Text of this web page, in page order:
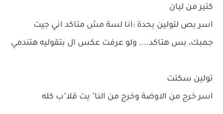
كتير من ليان
اسر بص لتولين بحدة :انا لسة مش متاكد اني جيت
جمبك، بس هتاكد.... ولو عرفت عكس ال بتقوليه هتندمي
تولين سكتت
اسر خرج من الاوضة وخرج من النا" يت قلا"ب كله